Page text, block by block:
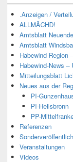
.Anzeigen /
ALLMÄCHD!
Amtsblatt
Amtsblatt
Habewind Region
Habewind-News
Mitteilungsblatt
Neues aus der
PI-
PI-Heilsbronn
PP-
Referenzen
Veranstaltungen
Videos